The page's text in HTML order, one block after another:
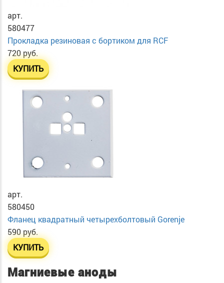
арт.
580477
Прокладка резиновая с бортиком для RCF
720 руб.
КУПИТЬ
арт.
580450
Фланец квадратный четырехболтовый Gorenje
590 руб.
КУПИТЬ
Магниевые аноды